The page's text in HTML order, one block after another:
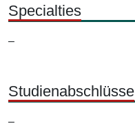
Specialties
–
Studienabschlüsse
–